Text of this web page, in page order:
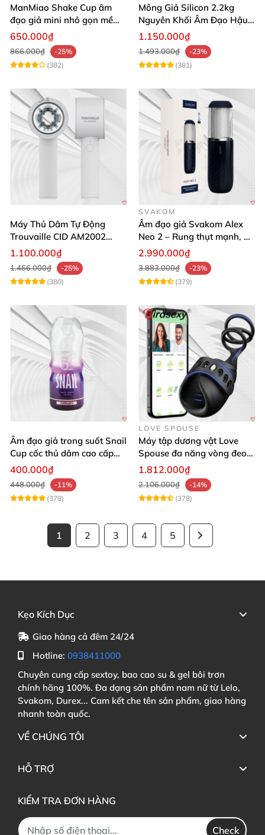
ManMiao Shake Cup âm
đạo giả mini nhỏ gọn mềm
mịn
650.000₫
866.000₫
-25%
(382)
Mông Giả Silicon 2.2kg
Nguyên Khối Âm Đạo Hậu
Môn Siêu Thật
1.150.000₫
1.493.000₫
-23%
(381)
Máy Thủ Dâm Tự Động
Trouvaille CID AM2002
Mạnh Mẽ Dễ Lên Đỉnh
1.100.000₫
1.466.000₫
-25%
(380)
SVAKOM
Âm đạo giả Svakom Alex
Neo 2 – Rung thụt mạnh, đa
năng, cải tiến mới
2.990.000₫
3.883.000₫
-23%
(379)
Âm đạo giả trong suốt Snail
Cup cốc thủ dâm cao cấp
nam giới
400.000₫
448.000₫
-11%
(378)
LOVE SPOUSE
Máy tập dương vật Love
Spouse đa năng vòng đeo
điều khiển qua app tiện lợi
1.812.000₫
2.106.000₫
-14%
(378)
1 2 3 4 5
Kẹo Kích Dục
Giao hàng cả đêm 24/24
Hotline: 0938411000
Chuyên cung cấp sextoy, bao cao su & gel bôi trơn
chính hãng 100%. Đa dạng sản phẩm nam nữ từ Lelo,
Svakom, Durex... Cam kết che tên sản phẩm, giao hàng
nhanh toàn quốc.
VỀ CHÚNG TÔI
HỖ TRỢ
KIỂM TRA ĐƠN HÀNG
Check